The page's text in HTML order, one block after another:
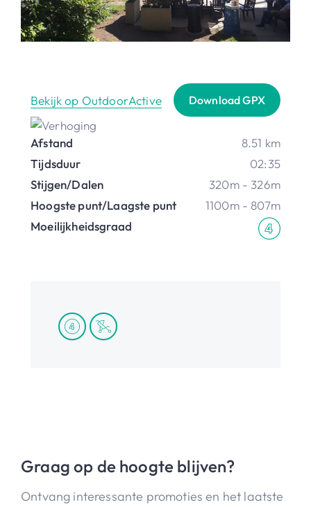
Bekijk op OutdoorActive Download GPX
Afstand
8.51 km
Tijdsduur
02:35
Stijgen/Dalen
320m - 326m
Hoogste punt/Laagste punt
1100m - 807m
Moeilijkheidsgraad
Graag op de hoogte blijven?
Ontvang interessante promoties en het laatste